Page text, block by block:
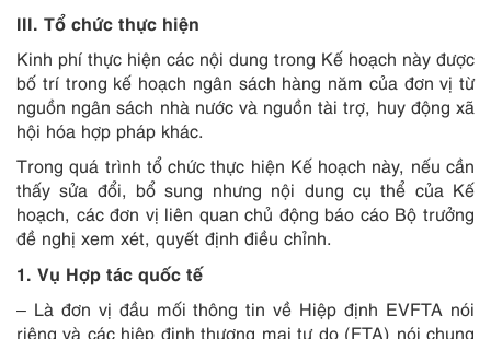
III. Tổ chức thực hiện
Kinh phí thực hiện các nội dung trong Kế hoạch này được
bố trí trong kế hoạch ngân sách hàng năm của đơn vị từ
nguồn ngân sách nhà nước và nguồn tài trợ, huy động xã
hội hóa hợp pháp khác.
Trong quá trình tổ chức thực hiện Kế hoạch này, nếu cần
thấy sửa đổi, bổ sung nhưng nội dung cụ thể của Kế
hoạch, các đơn vị liên quan chủ động báo cáo Bộ trưởng
đề nghị xem xét, quyết định điều chỉnh.
1. Vụ Hợp tác quốc tế
– Là đơn vị đầu mối thông tin về Hiệp định EVFTA nói
riêng và các hiệp định thương mại tự do (FTA) nói chung